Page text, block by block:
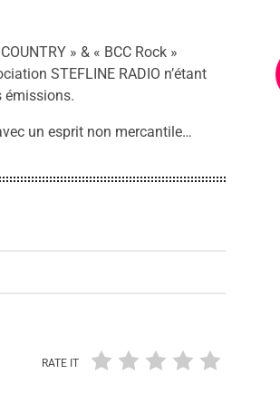
» & « BCC Rock »
STEFLINE RADIO n’étant
émissions.
un esprit non mercantile…
RATE IT